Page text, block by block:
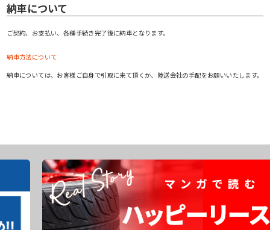
納車について
ご契約、お支払い、各種手続き完了後に納車となります。
納車方法について
納車については、お客様ご自身で引取に来て頂くか、陸送会社の手配をお願いいたします。